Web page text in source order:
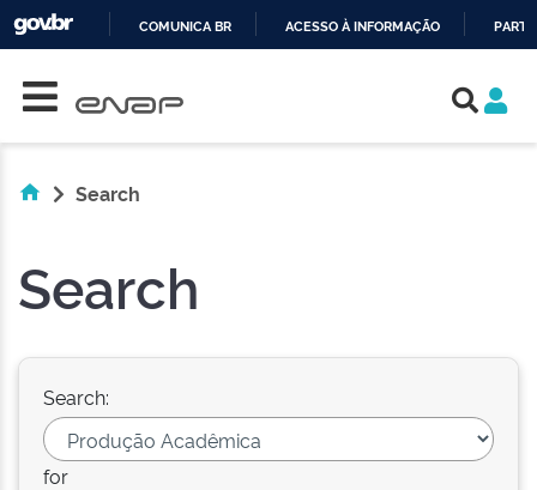
COMUNICA BR ACESSO À INFORMAÇÃO
Search
Search
Search:
for